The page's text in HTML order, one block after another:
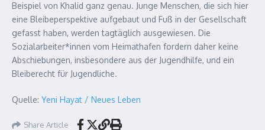
Beispiel von Khalid ganz genau. Junge Menschen, die sich hier
eine Bleibeperspektive aufgebaut und Fuß in der Gesellschaft
gefasst haben, werden tagtäglich ausgewiesen. Die
Sozialarbeiter*innen vom Heimathafen fordern daher keine
Abschiebungen, insbesondere aus der Jugendhilfe, und ein
Bleiberecht für Jugendliche.
Quelle: Yeni Hayat / Neues Leben
Share Article